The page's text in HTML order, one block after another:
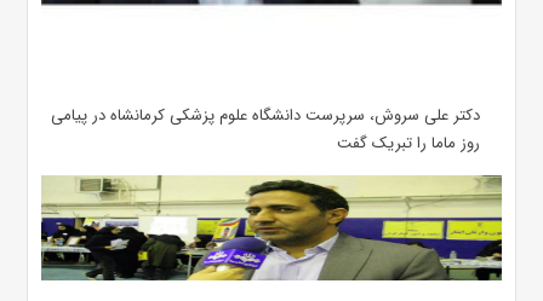
دکتر علی سروش، سرپرست دانشگاه علوم پزشکی کرمانشاه در پیامی
روز ماما را تبریک گفت